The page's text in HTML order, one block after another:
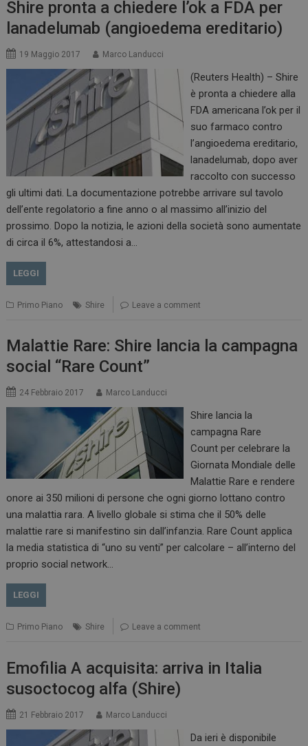
Shire pronta a chiedere l’ok a FDA per
lanadelumab (angioedema ereditario)
19 Maggio 2017 Marco Landucci
(Reuters Health) – Shire
è pronta a chiedere alla
FDA americana l’ok per il
suo farmaco contro
l’angioedema ereditario,
lanadelumab, dopo aver
raccolto con successo
gli ultimi dati. La documentazione potrebbe arrivare sul tavolo
dell’ente regolatorio a fine anno o al massimo all’inizio del
prossimo. Dopo la notizia, le azioni della società sono aumentate
di circa il 6%, attestandosi a…
LEGGI
Primo Piano Shire Leave a comment
Malattie Rare: Shire lancia la campagna
social “Rare Count”
24 Febbraio 2017 Marco Landucci
Shire lancia la
campagna Rare
Count per celebrare la
Giornata Mondiale delle
Malattie Rare e rendere
onore ai 350 milioni di persone che ogni giorno lottano contro
una malattia rara. A livello globale si stima che il 50% delle
malattie rare si manifestino sin dall’infanzia. Rare Count applica
la media statistica di “uno su venti” per calcolare – all’interno del
proprio social network…
LEGGI
Primo Piano Shire Leave a comment
Emofilia A acquisita: arriva in Italia
susoctocog alfa (Shire)
21 Febbraio 2017 Marco Landucci
Da ieri è disponibile